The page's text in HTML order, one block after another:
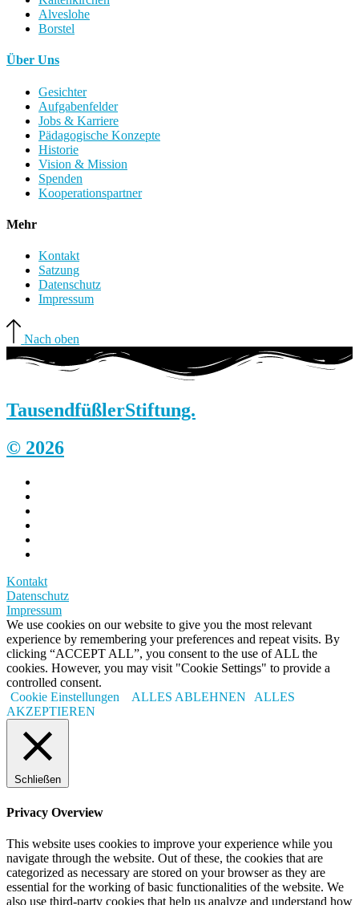
Alveslohe
Borstel
Über Uns
Gesichter
Aufgabenfelder
Jobs & Karriere
Pädagogische Konzepte
Historie
Vision & Mission
Spenden
Kooperationspartner
Mehr
Kontakt
Satzung
Datenschutz
Impressum
Nach oben
TausendfüßlerStiftung.
© 2026
Kontakt
Datenschutz
Impressum
We use cookies on our website to give you the most relevant
experience by remembering your preferences and repeat visits. By
clicking “ACCEPT ALL”, you consent to the use of ALL the
cookies. However, you may visit "Cookie Settings" to provide a
controlled consent.
Cookie Einstellungen
ALLES ABLEHNEN
ALLES
AKZEPTIEREN
Schließen
Privacy Overview
This website uses cookies to improve your experience while you
navigate through the website. Out of these, the cookies that are
categorized as necessary are stored on your browser as they are
essential for the working of basic functionalities of the website. We
also use third-party cookies that help us analyze and understand how